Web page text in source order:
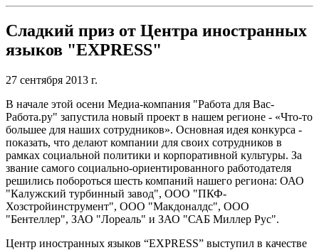
Сладкий приз от Центра иностранных
языков "EXPRESS"
27 сентября 2013 г.
В начале этой осени Медиа-компания "Работа для Вас-
Работа.ру" запустила новый проект в нашем регионе - «Что-то
большее для наших сотрудников». Основная идея конкурса -
показать, что делают компании для своих сотрудников в
рамках социальной политики и корпоративной культуры. За
звание самого социально-ориентированного работодателя
решились побороться шесть компаний нашего региона: ОАО
"Калужский турбинный завод", ООО "ПКФ-
Хозстройинструмент", ООО "Макдоналдс", ООО
"Бентеллер", ЗАО "Лореаль" и ЗАО "САБ Миллер Рус".
Центр иностранных языков “EXPRESS” выступил в качестве